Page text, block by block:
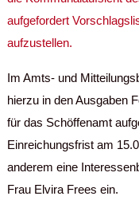
aufgefordert
aufzustellen.
Im Amts- und
hierzu in den Ausgaben
für das Schöffenamt
Einreichungsfrist am
anderem eine
Frau Elvira Frees ein.